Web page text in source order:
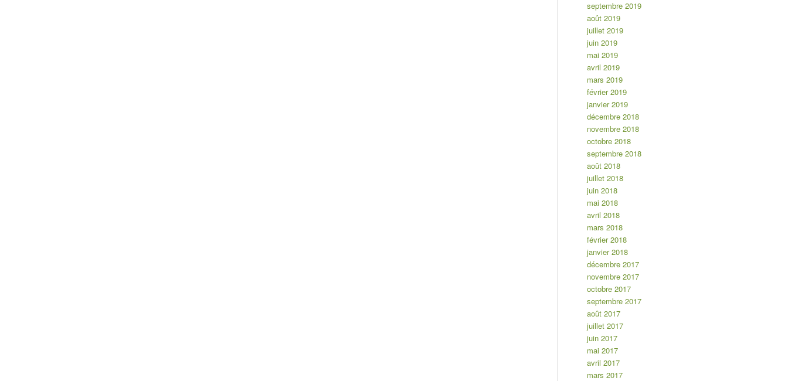
septembre 2019
août 2019
juillet 2019
juin 2019
mai 2019
avril 2019
mars 2019
février 2019
janvier 2019
décembre 2018
novembre 2018
octobre 2018
septembre 2018
août 2018
juillet 2018
juin 2018
mai 2018
avril 2018
mars 2018
février 2018
janvier 2018
décembre 2017
novembre 2017
octobre 2017
septembre 2017
août 2017
juillet 2017
juin 2017
mai 2017
avril 2017
mars 2017